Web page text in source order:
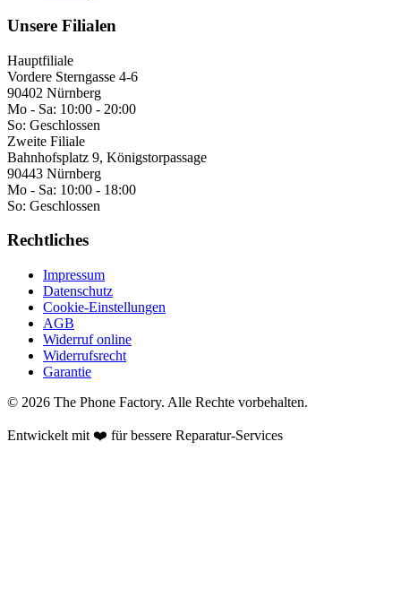
Unsere Filialen
Hauptfiliale
Vordere Sterngasse 4-6
90402 Nürnberg
Mo - Sa: 10:00 - 20:00
So: Geschlossen
Zweite Filiale
Bahnhofsplatz 9, Königstorpassage
90443 Nürnberg
Mo - Sa: 10:00 - 18:00
So: Geschlossen
Rechtliches
Impressum
Datenschutz
Cookie-Einstellungen
AGB
Widerruf online
Widerrufsrecht
Garantie
© 2026 The Phone Factory. Alle Rechte vorbehalten.
Entwickelt mit ❤️ für bessere Reparatur-Services